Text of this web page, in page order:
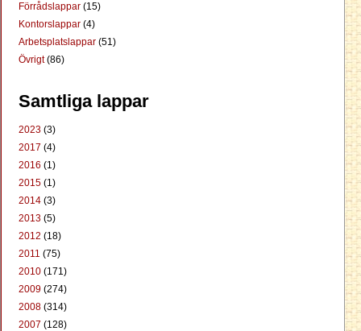
Förrådslappar (15)
Kontorslappar (4)
Arbetsplatslappar (51)
Övrigt(86)
Samtliga lappar
2023 (3)
2017 (4)
2016 (1)
2015 (1)
2014 (3)
2013 (5)
2012 (18)
2011 (75)
2010 (171)
2009 (274)
2008 (314)
2007 (128)